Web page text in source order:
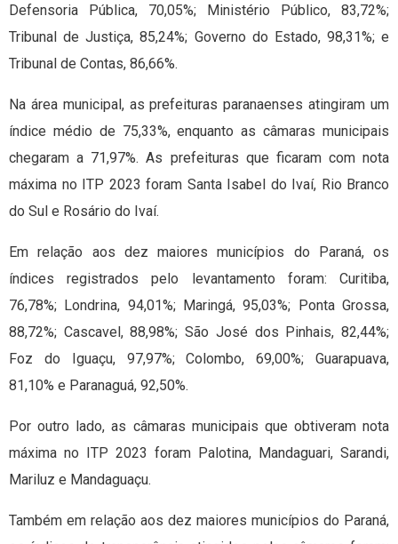
Defensoria Pública, 70,05%; Ministério Público, 83,72%;
Tribunal de Justiça, 85,24%; Governo do Estado, 98,31%; e
Tribunal de Contas, 86,66%.
Na área municipal, as prefeituras paranaenses atingiram um
índice médio de 75,33%, enquanto as câmaras municipais
chegaram a 71,97%. As prefeituras que ficaram com nota
máxima no ITP 2023 foram Santa Isabel do Ivaí, Rio Branco
do Sul e Rosário do Ivaí.
Em relação aos dez maiores municípios do Paraná, os
índices registrados pelo levantamento foram: Curitiba,
76,78%; Londrina, 94,01%; Maringá, 95,03%; Ponta Grossa,
88,72%; Cascavel, 88,98%; São José dos Pinhais, 82,44%;
Foz do Iguaçu, 97,97%; Colombo, 69,00%; Guarapuava,
81,10% e Paranaguá, 92,50%.
Por outro lado, as câmaras municipais que obtiveram nota
máxima no ITP 2023 foram Palotina, Mandaguari, Sarandi,
Mariluz e Mandaguaçu.
Também em relação aos dez maiores municípios do Paraná,